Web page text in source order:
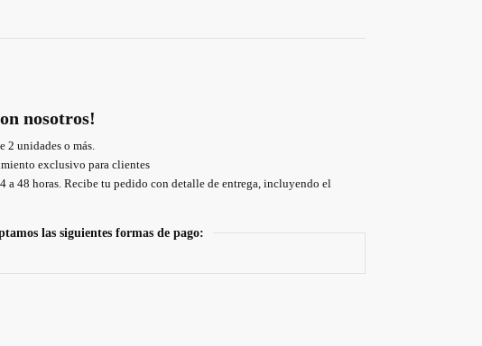
nosotros!
2 unidades o más.
exclusivo para clientes
a 48 horas. Recibe tu pedido con detalle de entrega, incluyendo el
las siguientes formas de pago: